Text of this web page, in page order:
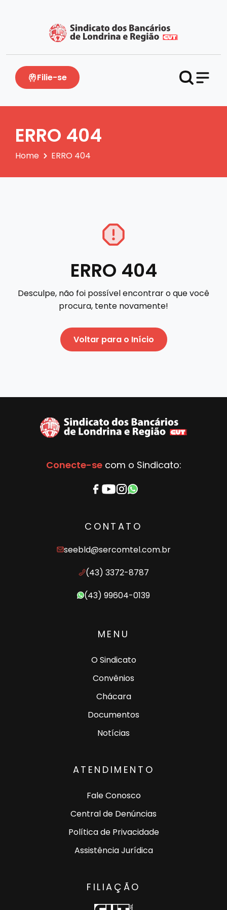
Filie-se
ERRO 404
Home ERRO 404
ERRO 404
Desculpe, não foi possível encontrar o que você
procura, tente novamente!
Voltar para o Início
Conecte-secom o Sindicato:
CONTATO
seebld@sercomtel.com.br
(43) 3372-8787
(43) 99604-0139
MENU
O Sindicato
Convênios
Chácara
Documentos
Notícias
ATENDIMENTO
Fale Conosco
Central de Denúncias
Política de Privacidade
Assistência Jurídica
FILIAÇÃO